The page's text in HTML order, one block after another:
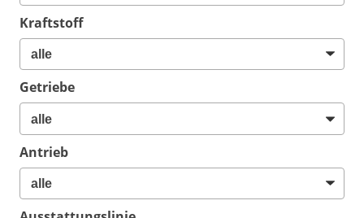
Kraftstoff
Getriebe
Antrieb